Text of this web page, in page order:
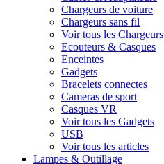
Chargeurs de voiture
Chargeurs sans fil
Voir tous les Chargeurs
Ecouteurs & Casques
Enceintes
Gadgets
Bracelets connectes
Cameras de sport
Casques VR
Voir tous les Gadgets
USB
Voir tous les articles
Lampes & Outillage